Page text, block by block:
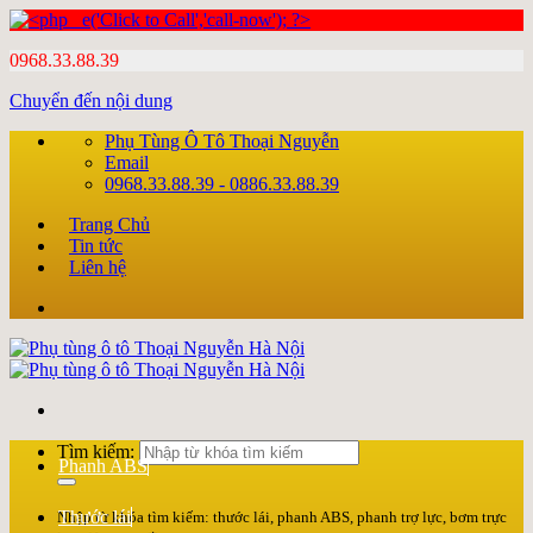
0968.33.88.39
Chuyển đến nội dung
Phụ Tùng Ô Tô Thoại Nguyễn
Email
0968.33.88.39 - 0886.33.88.39
Trang Chủ
Tin tức
Liên hệ
Tìm kiếm:
Nhập từ khóa tìm kiếm: thước lái, phanh ABS, phanh trợ lực, bơm trực
Phanh ABS
Thước lái